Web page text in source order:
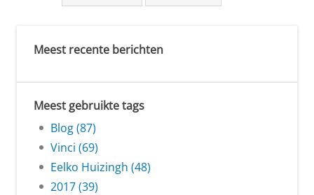
Meest recente berichten
Meest gebruikte tags
Blog (87)
Vinci (69)
Eelko Huizingh (48)
2017 (39)